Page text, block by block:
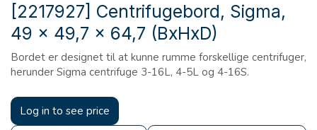
[2217927] Centrifugebord, Sigma,
49 x 49,7 x 64,7 (BxHxD)
Bordet er designet til at kunne rumme forskellige centrifuger,
herunder Sigma centrifuge 3-16L, 4-5L og 4-16S.
Log in to see price